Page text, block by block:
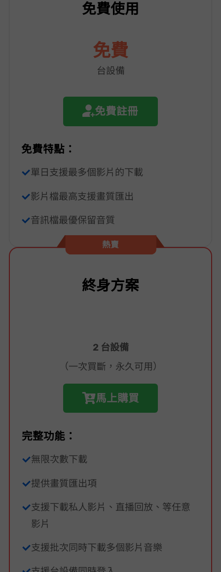
免費使用
免費
1 台設備
免費註冊
免費特點：
單日支援最多 3 個影片的下載
影片檔最高支援 480p 畫質匯出
音訊檔最優保留 320kbps 音質
熱賣
終身方案
2 台設備
（一次買斷，永久可用）
馬上購買
完整功能：
無限次數下載
提供 4K/2K/1080p/720p 畫質匯出項
支援下載 FB 私人影片、直播回放、Reels 等任意
影片
支援批次同時下載多個影片/音樂